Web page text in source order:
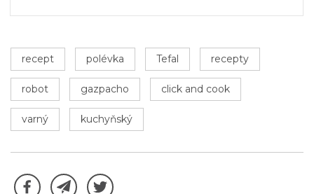
recept polévka Tefal recepty
robot gazpacho click and cook
varný kuchyňský